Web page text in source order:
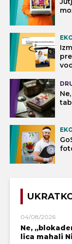
04/08/2026
Ne,
lica mahali